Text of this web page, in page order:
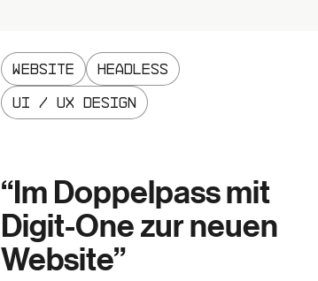
Website Headless
UI / UX Design
“Im Doppelpass mit
Digit-One zur neuen
Website”